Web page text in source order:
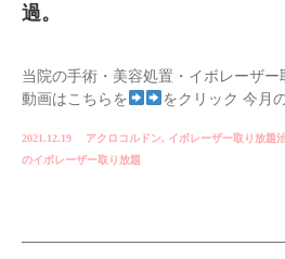
過。
当院の手術・美容処置・イボレーザ
動画はこちらを
をクリック 今月
2021.12.19 アクロコルドン, イボレーザー取り放題
のイボレーザー取り放題